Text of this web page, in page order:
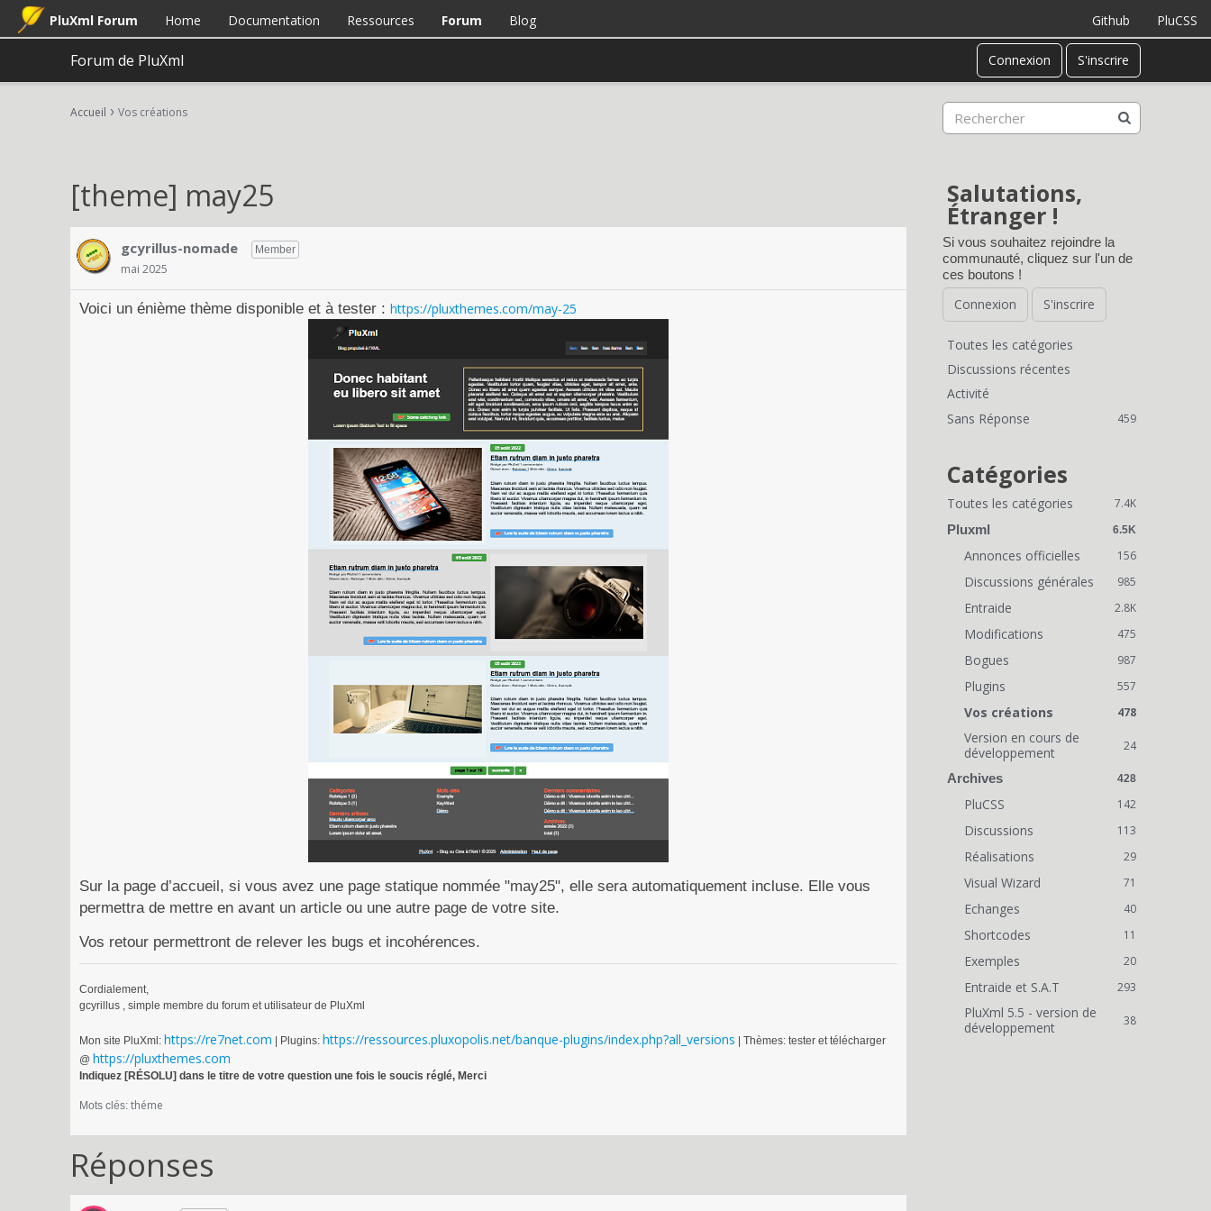
PluXml Forum Home Documentation Ressources Forum Blog PluCSS
Github
Forum de PluXml Connexion S'inscrire
Accueil › Vos créations
[theme] may25
gcyrillus-nomade Member
mai 2025
Voici un énième thème disponible et à tester : https://pluxthemes.com/may-25
Sur la page d’accueil, si vous avez une page statique nommée "may25", elle sera automatiquement incluse. Elle vous
permettra de mettre en avant un article ou une autre page de votre site.
Vos retour permettront de relever les bugs et incohérences.
Cordialement,
gcyrillus , simple membre du forum et utilisateur de PluXml
Mon site PluXml: https://re7net.com | Plugins: https://ressources.pluxopolis.net/banque-plugins/index.php?all_versions | Thèmes: tester et télécharger
@ https://pluxthemes.com
Indiquez [RÉSOLU] dans le titre de votre question une fois le soucis réglé, Merci
Mots clés: théme
Réponses
Salutations,
Étranger !
Si vous souhaitez rejoindre la
communauté, cliquez sur l'un de
ces boutons !
Connexion S'inscrire
L
i
e
n
s
r
Toutes les catégories
Discussions récentes
Activité
Sans Réponse
459
Catégories
7.4K
Toutes les catégories
6.5K
Pluxml
156
Annonces officielles
985
Discussions générales
2.8K
Entraide
475
Modifications
987
Bogues
557
Plugins
478
Vos créations
24
Version en cours de
développement
428
Archives
142
PluCSS
113
Discussions
29
Réalisations
71
Visual Wizard
40
Echanges
11
Shortcodes
20
Exemples
293
Entraide et S.A.T
38
PluXml 5.5 - version de
développement